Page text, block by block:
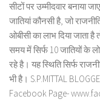
सीटों पर उम्मीदवार बनाया
जातियां कौनसी है, जो
ओबीसी का लाभ दिया जाता
समय में सिर्फ 10 जातियों के
रहे है। यह स्थिति सिर्फ
भी है। S.P.MITTAL
Facebook Page-